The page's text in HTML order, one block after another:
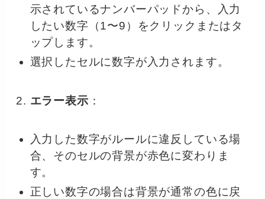
示されているナンバーパッドから、入力
したい数字（1〜9）をクリックまたはタ
ップします。
選択したセルに数字が入力されます。
エラー表示 ：
入力した数字がルールに違反している場
合、そのセルの背景が赤色に変わりま
す。
正しい数字の場合は背景が通常の色に戻